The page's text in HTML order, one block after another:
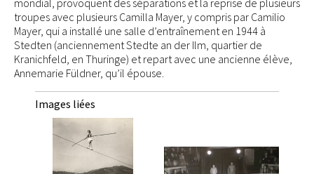
mondial, provoquent des séparations et la reprise de plusieurs
troupes avec plusieurs Camilla Mayer, y compris par Camilio
Mayer, qui a installé une salle d’entraînement en 1944 à
Stedten (anciennement Stedte an der Ilm, quartier de
Kranichfeld, en Thuringe) et repart avec une ancienne élève,
Annemarie Füldner, qu’il épouse.
Images liées